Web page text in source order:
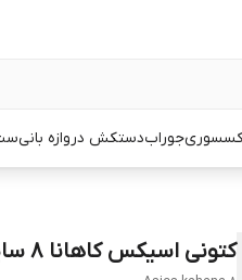
جورابدستکش دروازه بانی
کتونی اسیکس کاهانا ۸ سایز ۴۰ تا ۴۵ Asics kahana 8